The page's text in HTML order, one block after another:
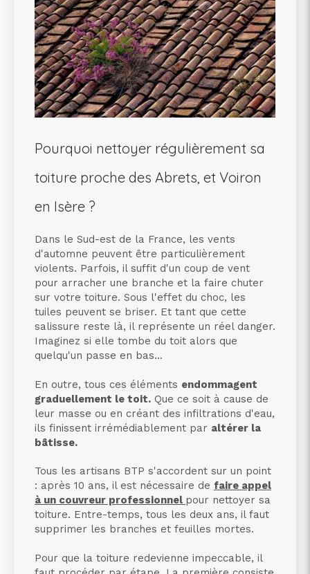
Pourquoi nettoyer régulièrement sa
toiture proche des Abrets, et Voiron
en Isère ?
Dans le Sud-est de la France, les vents
d'automne peuvent être particulièrement
violents. Parfois, il suffit d'un coup de vent
pour arracher une branche et la faire chuter
sur votre toiture. Sous l'effet du choc, les
tuiles peuvent se briser. Et tant que cette
salissure reste là, il représente un réel danger.
Imaginez si elle tombe du toit alors que
quelqu'un passe en bas...
En outre, tous ces éléments endommagent
graduellement le toit. Que ce soit à cause de
leur masse ou en créant des infiltrations d'eau,
ils finissent irrémédiablement par altérer la
bâtisse.
Tous les artisans BTP s'accordent sur un point
: après 10 ans, il est nécessaire de faire appel
à un couvreur professionnel pour nettoyer sa
toiture. Entre-temps, tous les deux ans, il faut
supprimer les branches et feuilles mortes.
Pour que la toiture redevienne impeccable, il